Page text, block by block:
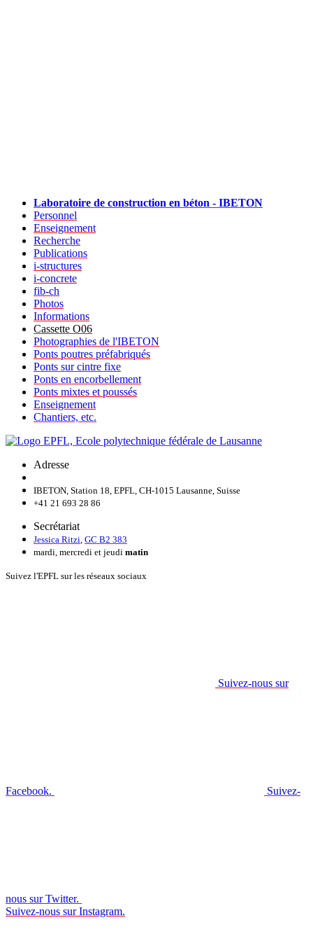
Laboratoire de construction en béton - IBETON
Personnel
Enseignement
Recherche
Publications
i-structures
i-concrete
fib-ch
Photos
Informations
Cassette O06
Photographies de l'IBETON
Ponts poutres préfabriqués
Ponts sur cintre fixe
Ponts en encorbellement
Ponts mixtes et poussés
Enseignement
Chantiers, etc.
Adresse
IBETON, Station 18, EPFL, CH-1015 Lausanne, Suisse
+41 21 693 28 86
Secrétariat
Jessica Ritzi GC B2 383
mardi, mercredi et jeudi matin
Suivez l'EPFL sur les réseaux sociaux
Suivez-nous sur
Facebook. Suivez-
nous sur Twitter.
Suivez-nous sur Instagram.